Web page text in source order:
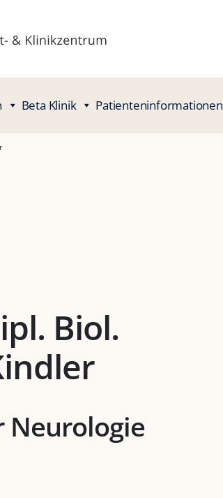
Beta Klinik Patienteninformationen
Biol.
Neurologie